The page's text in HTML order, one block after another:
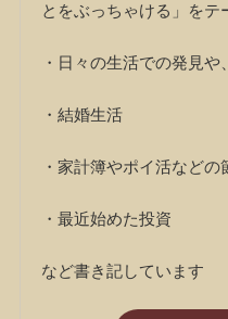
とをぶっちゃける」をテ
・日々の生活での発見や
・結婚生活
・家計簿やポイ活などの
・最近始めた投資
など書き記しています